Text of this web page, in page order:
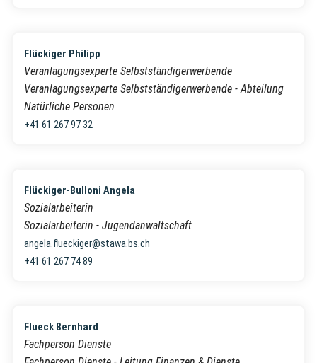
Flückiger Philipp
Veranlagungsexperte Selbstständigerwerbende
Veranlagungsexperte Selbstständigerwerbende - Abteilung
Natürliche Personen
+41 61 267 97 32
Flückiger-Bulloni Angela
Sozialarbeiterin
Sozialarbeiterin - Jugendanwaltschaft
angela.flueckiger@stawa.bs.ch
+41 61 267 74 89
Flueck Bernhard
Fachperson Dienste